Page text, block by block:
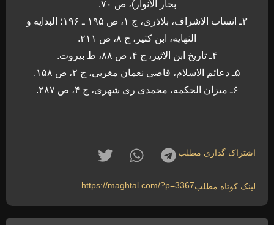
بحار الأنوار)، ص ۷۰.
۳ـ انساب الاشراف، بلاذری، ج ۱، ص ۱۹۵ ـ ۱۹۶؛ البدایه و
النهایه، ابن کثیر، ج ۸، ص ۲۱۱.
۴ـ تاريخ ابن الاثير، ج ۴، ص ۸۸، ط بيروت.
۵ـ دعائم الاسلام، قاضی نعمان مغربی، ج ۲، ص ۱۵۸.
۶ـ میزان الحکمه، محمدی ری شهری، ج ۴، ص ۲۸۷.
اشتراک گذاری مطلب
لینک کوتاه مطلبhttps://maghtal.com/?p=3367